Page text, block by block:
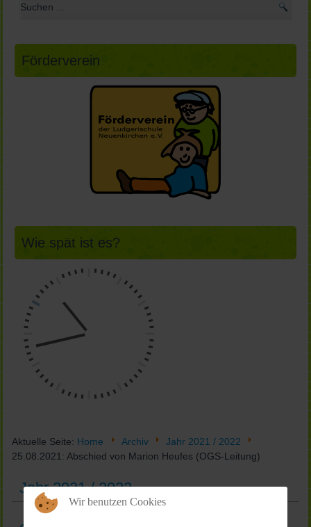
Förderverein
Wie spät ist es?
Aktuelle Seite: Home Archiv
Jahr 2021 / 2022
25.08.2021: Abschied von Marion Heufes (OGS-Leitung)
Jahr 2021 / 2022
Wir benutzen Cookies